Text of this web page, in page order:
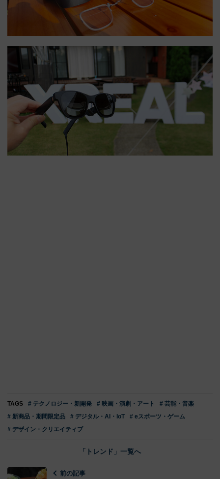
TAGS # テクノロジー・新開発 # 映画・演劇・アート
# 芸能・音楽
# 新商品・期間限定品
# デジタル・AI・IoT
# eスポーツ・ゲーム
# デザイン・クリエイティブ
「トレンド」一覧へ
前の記事